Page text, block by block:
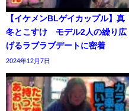
【イケメンBLゲイカップル】真
冬とこすけ モデル2人の繰り広
げるラブラブデートに密着
2024年12月7日